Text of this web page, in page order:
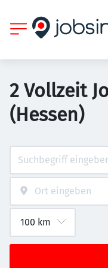
2 Vollzeit
(Hessen)